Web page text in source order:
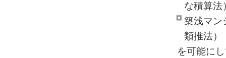
な積算法
築浅マン
類推法）
を可能に